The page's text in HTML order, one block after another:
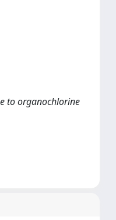
to organochlorine